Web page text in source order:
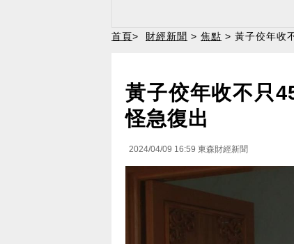
首頁> 財經新聞 > 焦點 > 黃子佼年收
黃子佼年收不只
怪急復出
2024/04/09 16:59 東森財經新聞